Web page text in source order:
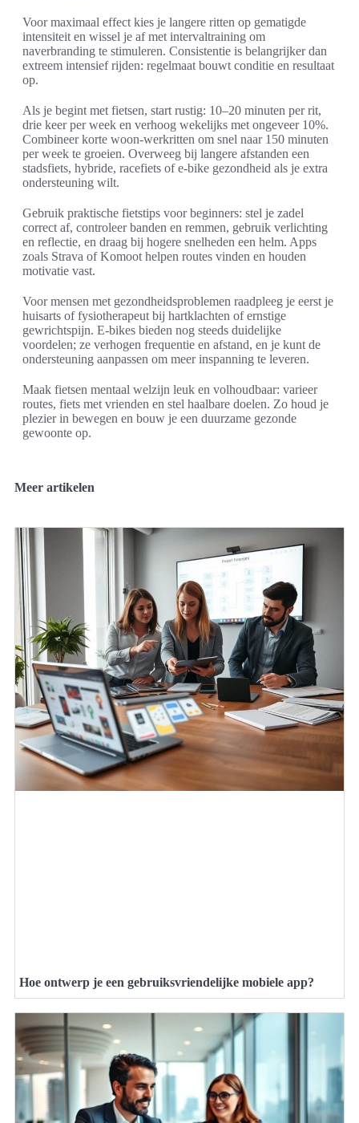
Voor maximaal effect kies je langere ritten op gematigde
intensiteit en wissel je af met intervaltraining om
naverbranding te stimuleren. Consistentie is belangrijker dan
extreem intensief rijden: regelmaat bouwt conditie en resultaat
op.
Als je begint met fietsen, start rustig: 10–20 minuten per rit,
drie keer per week en verhoog wekelijks met ongeveer 10%.
Combineer korte woon-werkritten om snel naar 150 minuten
per week te groeien. Overweeg bij langere afstanden een
stadsfiets, hybride, racefiets of e-bike gezondheid als je extra
ondersteuning wilt.
Gebruik praktische fietstips voor beginners: stel je zadel
correct af, controleer banden en remmen, gebruik verlichting
en reflectie, en draag bij hogere snelheden een helm. Apps
zoals Strava of Komoot helpen routes vinden en houden
motivatie vast.
Voor mensen met gezondheidsproblemen raadpleeg je eerst je
huisarts of fysiotherapeut bij hartklachten of ernstige
gewrichtspijn. E-bikes bieden nog steeds duidelijke
voordelen; ze verhogen frequentie en afstand, en je kunt de
ondersteuning aanpassen om meer inspanning te leveren.
Maak fietsen mentaal welzijn leuk en volhoudbaar: varieer
routes, fiets met vrienden en stel haalbare doelen. Zo houd je
plezier in bewegen en bouw je een duurzame gezonde
gewoonte op.
Meer artikelen
Hoe ontwerp je een gebruiksvriendelijke mobiele app?